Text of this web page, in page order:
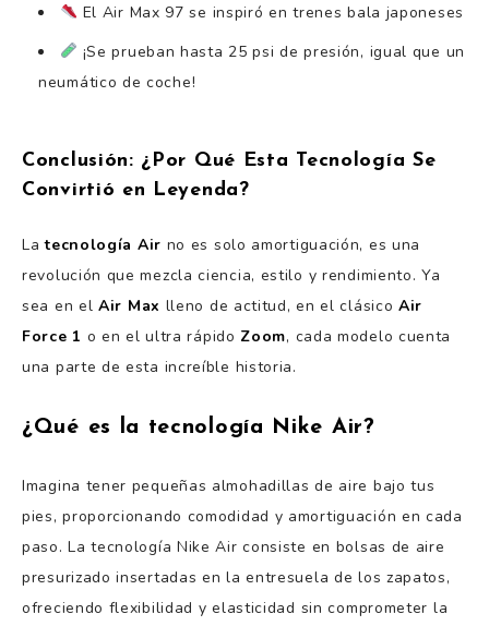
El Air Max 97 se inspiró en trenes bala japoneses
¡Se prueban hasta 25 psi de presión, igual que un
neumático de coche!
Conclusión: ¿Por Qué Esta Tecnología Se
Convirtió en Leyenda?
Latecnología Air no es solo amortiguación, es una
revolución que mezcla ciencia, estilo y rendimiento. Ya
sea en el Air Max lleno de actitud, en el clásicoAir
Force 1 o en el ultra rápido Zoom, cada modelo cuenta
una parte de esta increíble historia.
¿Qué es la tecnología Nike Air?
Imagina tener pequeñas almohadillas de aire bajo tus
pies, proporcionando comodidad y amortiguación en cada
paso. La tecnología Nike Air consiste en bolsas de aire
presurizado insertadas en la entresuela de los zapatos,
ofreciendo flexibilidad y elasticidad sin comprometer la